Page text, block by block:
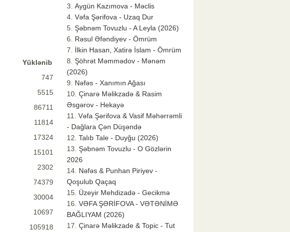
Yüklənib
747
5515
86711
11814
17324
15101
2302
74379
30004
10697
105918
Aygün Kazımova - Məclis
Vəfa Şərifova - Uzaq Dur
Şəbnəm Tovuzlu - A Leyla (2026)
Rəsul Əfəndiyev - Ömrüm
İlkin Hasan, Xatirə İslam - Ömrüm
Şöhrət Məmmədov - Mənəm
(2026)
Nəfəs - Xanımın Ağası
Çinarə Məlikzadə & Rasim
Əsgərov - Hekayə
Vəfa Şərifova & Vasif Məhərrəmli
- Dağlara Çən Düşəndə
Talıb Tale - Duyğu (2026)
Şəbnəm Tovuzlu - O Gözlərin
2026
Nəfəs & Punhan Piriyev -
Qoşulub Qaçaq
Üzeyir Mehdizadə - Gecikmə
VƏFA ŞƏRİFOVA - VƏTƏNİMƏ
BAĞLIYAM (2026)
Çinarə Məlikzade & Topic - Tut